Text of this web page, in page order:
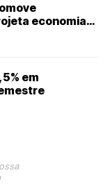
economia
com eficiência
em